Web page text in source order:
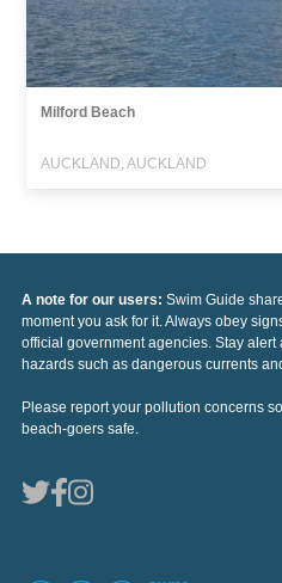
Milford Beach
AUCKLAND, AUCKLAND
A note for our users: Swim Guide
moment you ask for it. Always obey
official government agencies. Stay
hazards such as dangerous currents
Please report your pollution concerns
beach-goers safe.